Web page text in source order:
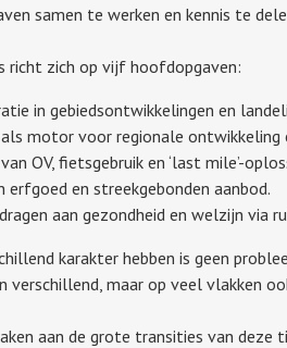
samen te werken en kennis te
richt zich op vijf hoofdopgaven:
in gebiedsontwikkelingen en
motor voor regionale ontwikkeling
OV, fietsgebruik en ‘last mile’-
en streekgebonden aanbod.
aan gezondheid en welzijn via
karakter hebben is geen
verschillend, maar op veel vlakken
aan de grote transities van